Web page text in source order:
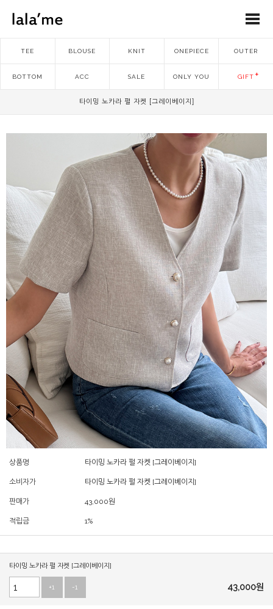
TEE BLOUSE KNIT ONEPIECE OUTER
BOTTOM ACC SALE ONLY YOU GIFT
타이밍 노카라 펄 자켓 [그레이베이지]
상품명 타이밍 노카라 펄 자켓 [그레이베이지]
소비자가 타이밍 노카라 펄 자켓 [그레이베이지]
판매가 43,000원
적립금 1%
타이밍 노카라 펄 자켓 [그레이베이지]
+1 -1 43,000원